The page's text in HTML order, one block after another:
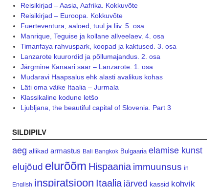
Reisikirjad – Aasia, Aafrika. Kokkuvõte
Reisikirjad – Euroopa. Kokkuvõte
Fuerteventura, aaloed, tuul ja liiv. 5. osa
Manrique, Teguise ja kollane allveelaev. 4. osa
Timanfaya rahvuspark, koopad ja kaktused. 3. osa
Lanzarote kuurordid ja põllumajandus. 2. osa
Järgmine Kanaari saar – Lanzarote. 1. osa
Mudaravi Haapsalus ehk alasti avalikus kohas
Läti oma väike Itaalia – Jurmala
Klassikaline kodune letšo
Ljubljana, the beautiful capital of Slovenia. Part 3
SILDIPILV
aeg allikad armastus Bali Bangkok Bulgaaria elamise kunst
elujõud elurõõm Hispaania immuunsus in
English inspiratsioon Itaalia järved kassid kohvik